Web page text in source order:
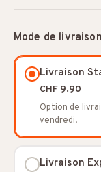
Mode de livraison
Livraison
CHF 9.90
Option de
vendredi.
Livraison